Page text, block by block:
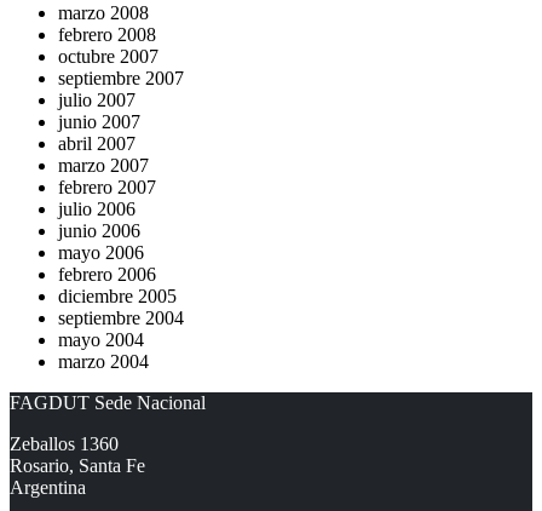
marzo 2008
febrero 2008
octubre 2007
septiembre 2007
julio 2007
junio 2007
abril 2007
marzo 2007
febrero 2007
julio 2006
junio 2006
mayo 2006
febrero 2006
diciembre 2005
septiembre 2004
mayo 2004
marzo 2004
FAGDUT Sede Nacional
Zeballos 1360
Rosario, Santa Fe
Argentina